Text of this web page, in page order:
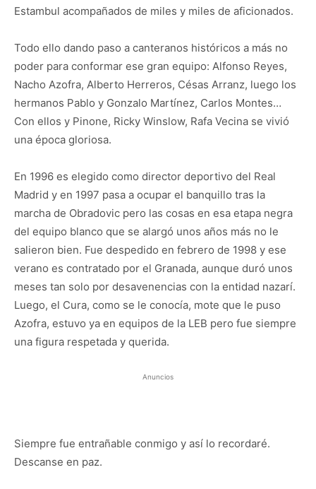
Estambul acompañados de miles y miles de aficionados.
Todo ello dando paso a canteranos históricos a más no
poder para conformar ese gran equipo: Alfonso Reyes,
Nacho Azofra, Alberto Herreros, Césas Arranz, luego los
hermanos Pablo y Gonzalo Martínez, Carlos Montes…
Con ellos y Pinone, Ricky Winslow, Rafa Vecina se vivió
una época gloriosa.
En 1996 es elegido como director deportivo del Real
Madrid y en 1997 pasa a ocupar el banquillo tras la
marcha de Obradovic pero las cosas en esa etapa negra
del equipo blanco que se alargó unos años más no le
salieron bien. Fue despedido en febrero de 1998 y ese
verano es contratado por el Granada, aunque duró unos
meses tan solo por desavenencias con la entidad nazarí.
Luego, el Cura, como se le conocía, mote que le puso
Azofra, estuvo ya en equipos de la LEB pero fue siempre
una figura respetada y querida.
Anuncios
Siempre fue entrañable conmigo y así lo recordaré.
Descanse en paz.